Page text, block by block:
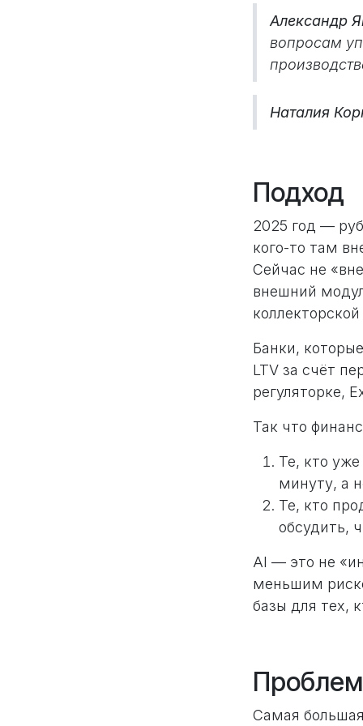
Александр
вопросам
Наталия
Подход
2025 год —
кого-то там
Сейчас не
внешний
Банки,
LTV за счёт
регуляторке,
Так что
Те, кто
минуту, а
Те, кто
обсудить,
AI — это не
меньшим
базы для тех,
Самая